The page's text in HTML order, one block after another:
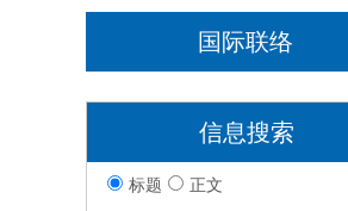
国际联络
信息搜索
标题 正文